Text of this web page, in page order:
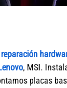
reparación
, MSI.
placas